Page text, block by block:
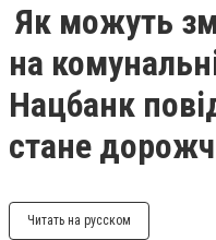
Як можуть
на
Нацбанк
стане
Читать на русском